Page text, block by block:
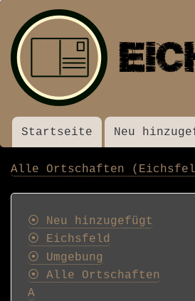
MenüStartseite Neu
Alle Ortschaften (Eichsfeld
Postkarten
⦿ Neu hinzugefügt
⦿ Eichsfeld
⦿ Umgebung
⦿ Alle Ortschaften
A